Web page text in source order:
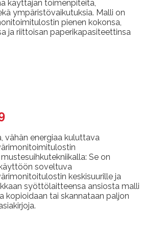
käyttäjän toimenpiteitä,
ympäristövaikutuksia. Malli on
pienen kokonsa,
ja riittoisan paperikapasiteettinsa
vähän energiaa kuluttava
Se on
soveltuva
keskisuurille ja
syöttölaitteensa ansiosta malli
kopioidaan tai skannataan paljon